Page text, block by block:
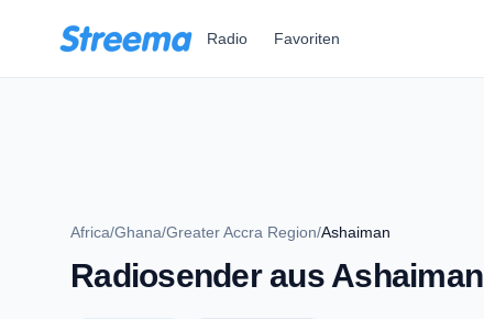
Radio Favoriten
Africa/Ghana/Greater Accra Region/Ashaiman
Radiosender aus Ashaiman